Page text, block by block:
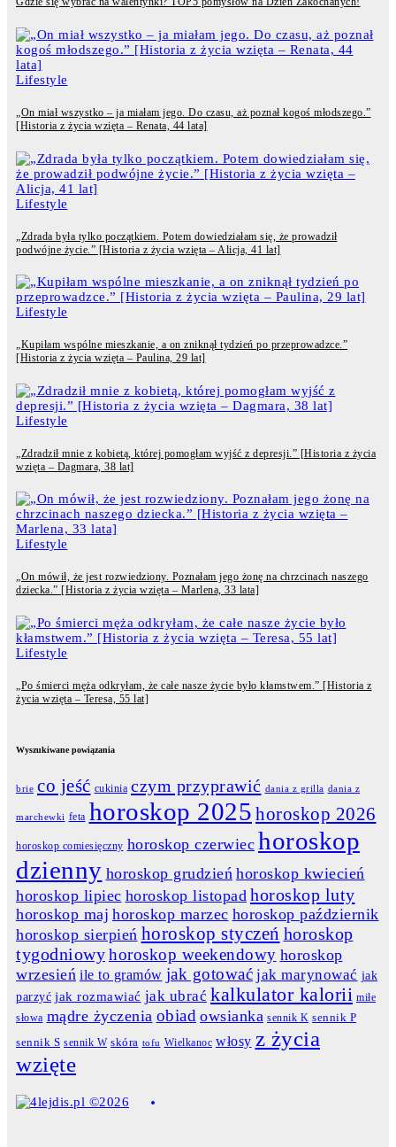
Lifestyle
„On miał wszystko – ja miałam jego. Do czasu, aż poznał kogoś młodszego.”
[Historia z życia wzięta – Renata, 44 lata]
Lifestyle
„Zdrada była tylko początkiem. Potem dowiedziałam się, że prowadził
podwójne życie.” [Historia z życia wzięta – Alicja, 41 lat]
Lifestyle
„Kupiłam wspólne mieszkanie, a on zniknął tydzień po przeprowadzce.”
[Historia z życia wzięta – Paulina, 29 lat]
Lifestyle
„Zdradził mnie z kobietą, której pomogłam wyjść z depresji.” [Historia z życia
wzięta – Dagmara, 38 lat]
Lifestyle
„On mówił, że jest rozwiedziony. Poznałam jego żonę na chrzcinach naszego
dziecka.” [Historia z życia wzięta – Marlena, 33 lata]
Lifestyle
„Po śmierci męża odkryłam, że całe nasze życie było kłamstwem.” [Historia z
życia wzięta – Teresa, 55 lat]
Wyszukiwane powiązania
brie co jeść cukinia czym przyprawić dania z grilla dania z
marchewki feta horoskop 2025 horoskop 2026
horoskop comiesięczny horoskop czerwiec horoskop
dzienny horoskop grudzień horoskop kwiecień
horoskop lipiec horoskop listopad horoskop luty
horoskop maj horoskop marzec horoskop październik
horoskop sierpień horoskop styczeń horoskop
tygodniowyhoroskop weekendowy horoskop
wrzesień ile to gramów jak gotować jak marynować jak
parzyć jak rozmawiać jak ubrać kalkulator kalorii miłe
słowa mądre życzenia obiad owsianka sennik K sennik P
sennik S sennik W skóra tofu Wielkanoc włosy z życia
wzięte